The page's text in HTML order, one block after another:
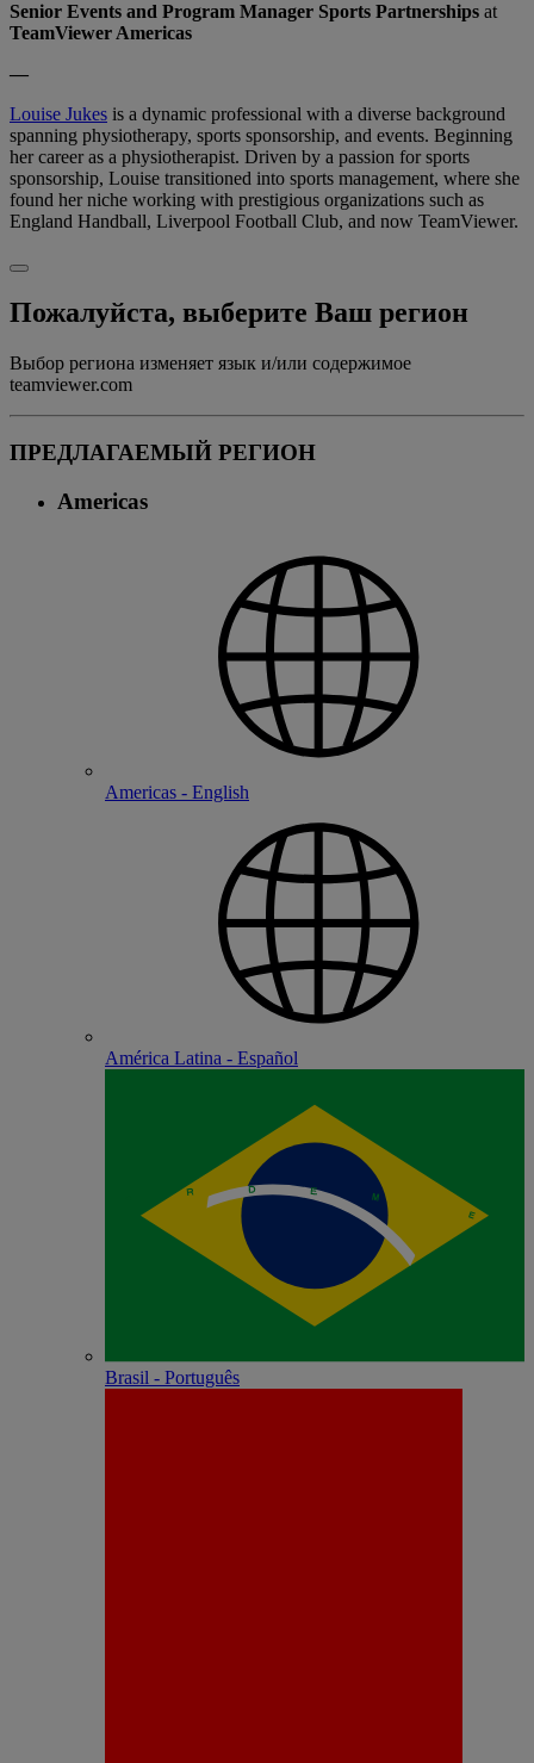
Senior Events and Program Manager Sports Partnerships at
TeamViewer Americas
—
Louise Jukes is a dynamic professional with a diverse background
spanning physiotherapy, sports sponsorship, and events. Beginning
her career as a physiotherapist. Driven by a passion for sports
sponsorship, Louise transitioned into sports management, where she
found her niche working with prestigious organizations such as
England Handball, Liverpool Football Club, and now TeamViewer.
Пожалуйста, выберите Ваш регион
Выбор региона изменяет язык и/или содержимое
teamviewer.com
ПРЕДЛАГАЕМЫЙ РЕГИОН
Americas
Americas - English
América Latina - Español
Brasil - Português